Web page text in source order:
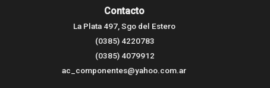
Contacto
La Plata 497, Sgo del Estero
(0385) 4220783
(0385) 4079912
ac_componentes@yahoo.com.ar